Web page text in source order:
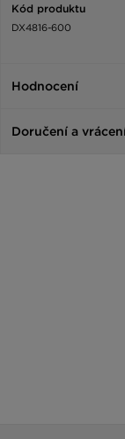
Kód produktu
DX4816-600
Hodnocení
Doručení a